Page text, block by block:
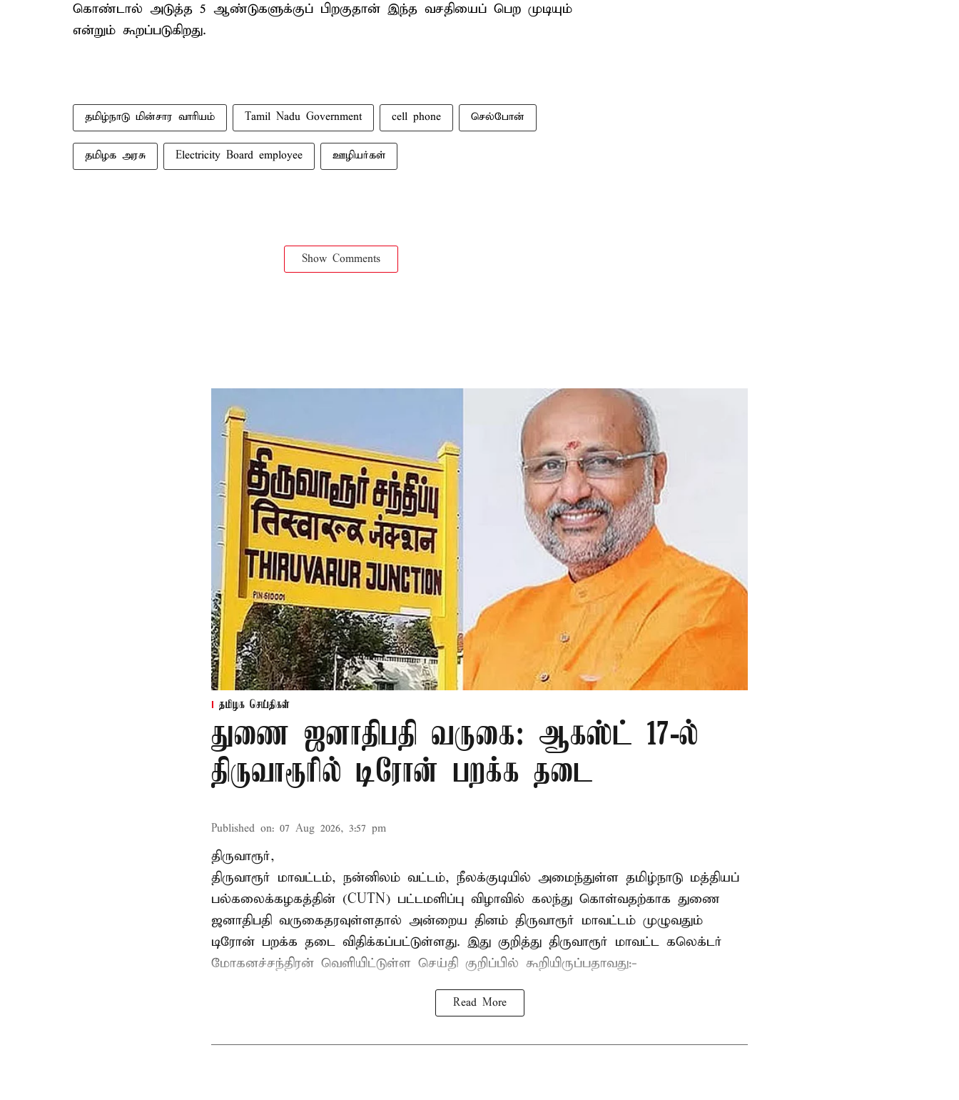
கொண்டால் அடுத்த 5 ஆண்டுகளுக்குப் பிறகுதான் இந்த வசதியைப் பெற முடியும்
என்றும் கூறப்படுகிறது.
தமிழ்நாடு மின்சார வாரியம் Tamil Nadu Government cell phone செல்போன்
தமிழக அரசு Electricity Board employee ஊழியர்கள்
Show Comments
தமிழக செய்திகள்
துணை ஜனாதிபதி வருகை: ஆகஸ்ட் 17-ல்
திருவாரூரில் டிரோன் பறக்க தடை
Published on: 07 Aug 2026, 3:57 pm
திருவாரூர்,
திருவாரூர் மாவட்டம், நன்னிலம் வட்டம், நீலக்குடியில் அமைந்துள்ள தமிழ்நாடு மத்தியப்
பல்கலைக்கழகத்தின் (CUTN) பட்டமளிப்பு விழாவில் கலந்து கொள்வதற்காக துணை
ஜனாதிபதி வருகைதரவுள்ளதால் அன்றைய தினம் திருவாரூர் மாவட்டம் முழுவதும்
டிரோன் பறக்க தடை விதிக்கப்பட்டுள்ளது. இது குறித்து திருவாரூர் மாவட்ட கலெக்டர்
மோகனச்சந்திரன் வெளியிட்டுள்ள செய்தி குறிப்பில் கூறியிருப்பதாவது:-
Read More